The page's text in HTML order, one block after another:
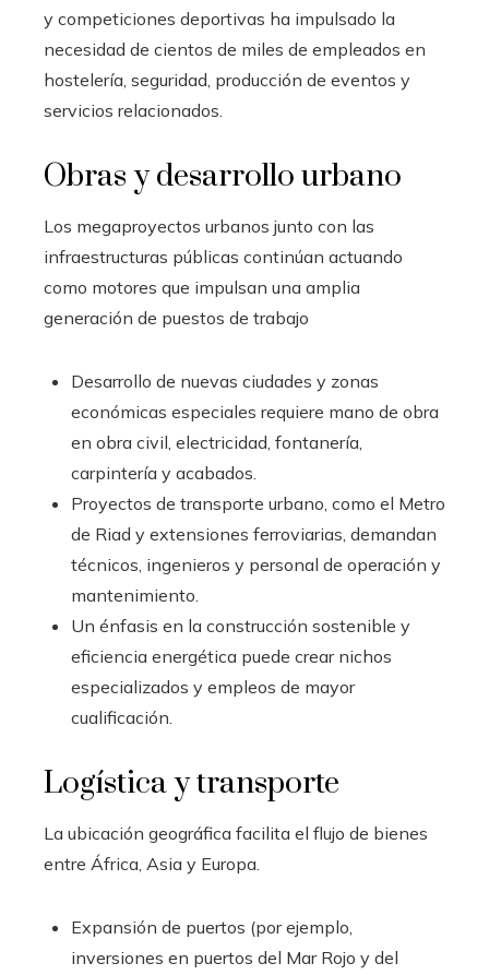
y competiciones deportivas ha impulsado la
necesidad de cientos de miles de empleados en
hostelería, seguridad, producción de eventos y
servicios relacionados.
Obras y desarrollo urbano
Los megaproyectos urbanos junto con las
infraestructuras públicas continúan actuando
como motores que impulsan una amplia
generación de puestos de trabajo
Desarrollo de nuevas ciudades y zonas
económicas especiales requiere mano de obra
en obra civil, electricidad, fontanería,
carpintería y acabados.
Proyectos de transporte urbano, como el Metro
de Riad y extensiones ferroviarias, demandan
técnicos, ingenieros y personal de operación y
mantenimiento.
Un énfasis en la construcción sostenible y
eficiencia energética puede crear nichos
especializados y empleos de mayor
cualificación.
Logística y transporte
La ubicación geográfica facilita el flujo de bienes
entre África, Asia y Europa.
Expansión de puertos (por ejemplo,
inversiones en puertos del Mar Rojo y del